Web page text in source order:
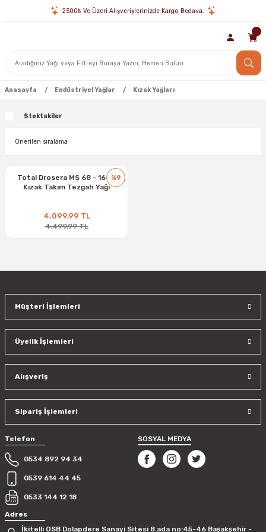
2500₺ Ve Üzeri Alışverişlerinizde Kargo Bedava.
Anasayfa Endüstriyel Yağlar Kızak Yağları
Stoktakiler
%9
Total Drosera MS 68 - 16 kg
Kızak Takım Tezgah Yağı
4.099,99 TL
4.499,99 TL
Müşteri İşlemleri
Üyelik İşlemleri
Alışveriş
Sipariş İşlemleri
Telefon
0534 892 94 34
0539 614 44 45
0533 144 12 18
SOSYAL MEDYA
Adres
İkitelli OSB Dolapdere Sanayi Sitesi 8.ada no:45-46 Başakşehir -